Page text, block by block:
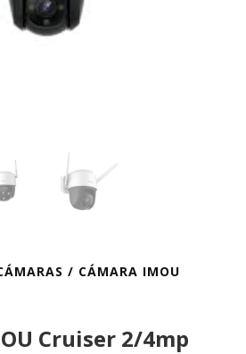
/ CÁMARA IMOU
Cruiser 2/4mp